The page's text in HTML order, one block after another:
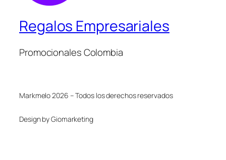
d
Regalos Empresariales
Promocionales Colombia
Markmelo 2026 – Todos los derechos reservados
Design by Giomarketing